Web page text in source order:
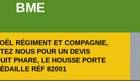
BME
RÉGIMENT ET COMPAGNIE,
NOUS POUR UN DEVIS
PHARE, LE HOUSSE PORTE
RÉF 82001